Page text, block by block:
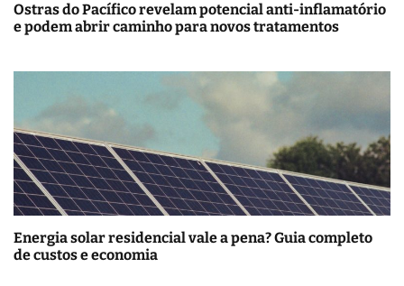
Ostras do Pacífico revelam potencial anti-inflamatório
e podem abrir caminho para novos tratamentos
Energia solar residencial vale a pena? Guia completo
de custos e economia